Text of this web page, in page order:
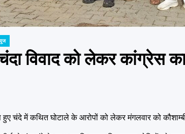
विवाद को लेकर कांग्रेस का
हुए चंदे में कथित घोटाले के आरोपों को लेकर मंगलवार को